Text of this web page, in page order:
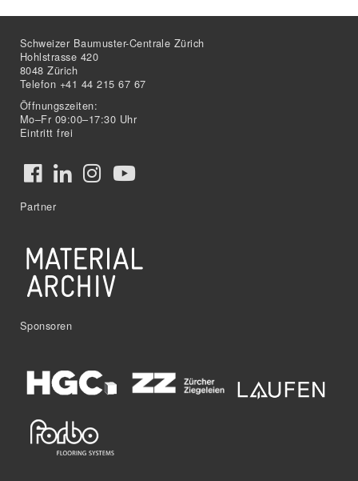
Schweizer Baumuster-Centrale Zürich
Hohlstrasse 420
8048 Zürich
Telefon +41 44 215 67 67
Öffnungszeiten:
Mo–Fr 09:00–17:30 Uhr
Eintritt frei
Partner
Sponsoren